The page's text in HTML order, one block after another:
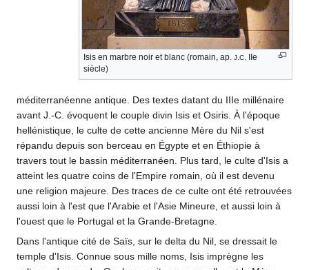
Isis en marbre noir et blanc (romain, ap. J.C. IIe
siècle)
méditerranéenne antique. Des textes datant du IIIe millénaire
avant J.-C. évoquent le couple divin Isis et Osiris. À l'époque
hellénistique, le culte de cette ancienne Mère du Nil s'est
répandu depuis son berceau en Égypte et en Éthiopie à
travers tout le bassin méditerranéen. Plus tard, le culte d'Isis a
atteint les quatre coins de l'Empire romain, où il est devenu
une religion majeure. Des traces de ce culte ont été retrouvées
aussi loin à l'est que l'Arabie et l'Asie Mineure, et aussi loin à
l'ouest que le Portugal et la Grande-Bretagne.
Dans l'antique cité de Saïs, sur le delta du Nil, se dressait le
temple d'Isis. Connue sous mille noms, Isis imprègne les